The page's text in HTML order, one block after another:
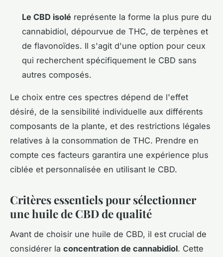
Le CBD isolé représente la forme la plus pure du
cannabidiol, dépourvue de THC, de terpènes et
de flavonoïdes. Il s'agit d'une option pour ceux
qui recherchent spécifiquement le CBD sans
autres composés.
Le choix entre ces spectres dépend de l'effet
désiré, de la sensibilité individuelle aux différents
composants de la plante, et des restrictions légales
relatives à la consommation de THC. Prendre en
compte ces facteurs garantira une expérience plus
ciblée et personnalisée en utilisant le CBD.
Critères essentiels pour sélectionner
une huile de CBD de qualité
Avant de choisir une huile de CBD, il est crucial de
considérer la concentration de cannabidiol. Cette